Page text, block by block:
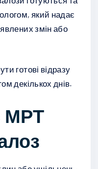
який надає
змін або
готові відразу
декількох днів.
МРТ